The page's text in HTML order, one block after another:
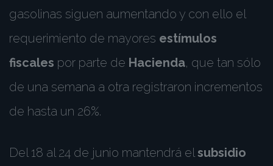
gasolinas siguen aumentando y con ello el
requerimiento de mayores estímulos
fiscales por parte de Hacienda, que tan sólo
de una semana a otra registraron incrementos
de hasta un 26%.
Del 18 al 24 de junio mantendrá elsubsidio